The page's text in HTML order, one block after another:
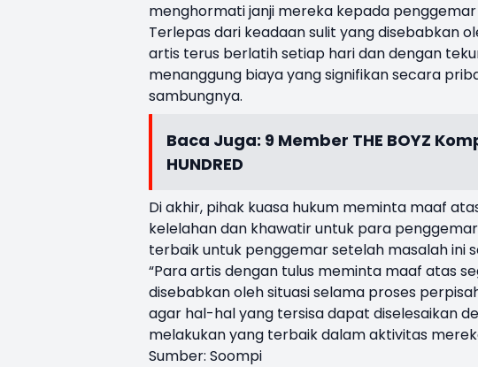
menghormati janji mereka kepada
Terlepas dari keadaan sulit yang disebabkan
artis terus berlatih setiap hari dan dengan
menanggung biaya yang signifikan secara
sambungnya.
Baca Juga: 9 Member THE BOYZ
HUNDRED
Di akhir, pihak kuasa hukum meminta maaf
kelelahan dan khawatir untuk para
terbaik untuk penggemar setelah masalah ini
“Para artis dengan tulus meminta maaf atas
disebabkan oleh situasi selama proses
agar hal-hal yang tersisa dapat diselesaikan
melakukan yang terbaik dalam aktivitas
Sumber: Soompi